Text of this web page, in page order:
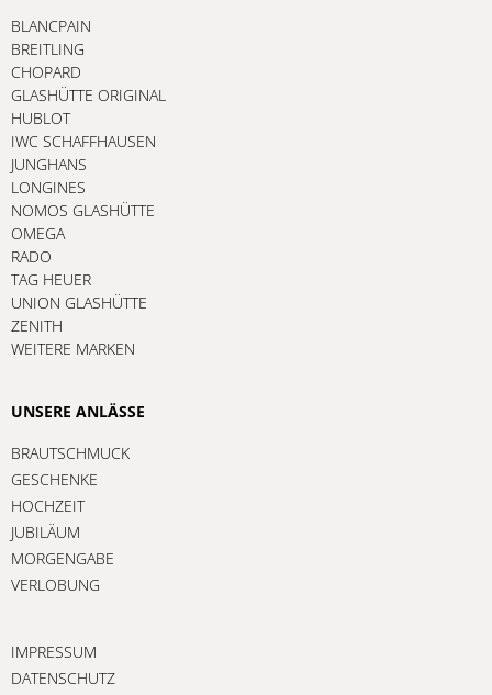
BLANCPAIN
BREITLING
CHOPARD
GLASHÜTTE ORIGINAL
HUBLOT
IWC SCHAFFHAUSEN
JUNGHANS
LONGINES
NOMOS GLASHÜTTE
OMEGA
RADO
TAG HEUER
UNION GLASHÜTTE
ZENITH
WEITERE MARKEN
UNSERE ANLÄSSE
BRAUTSCHMUCK
GESCHENKE
HOCHZEIT
JUBILÄUM
MORGENGABE
VERLOBUNG
IMPRESSUM
DATENSCHUTZ